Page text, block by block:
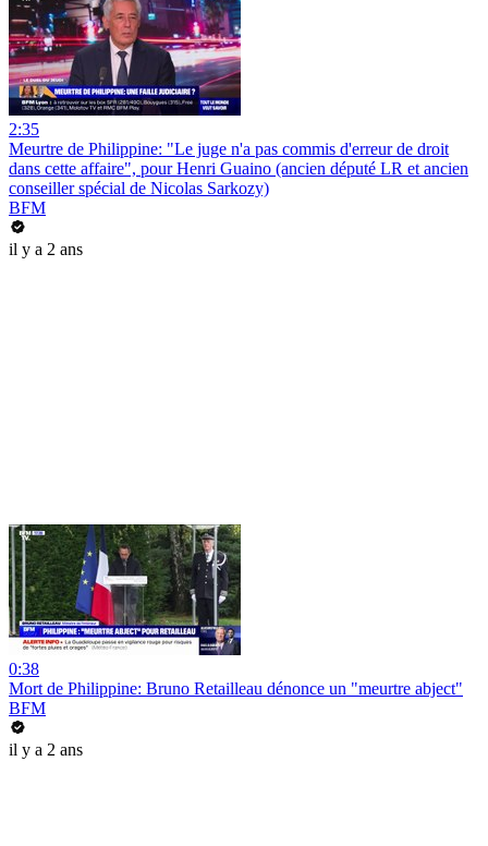
2:35
Meurtre de Philippine: "Le juge n'a pas commis d'erreur de droit
dans cette affaire", pour Henri Guaino (ancien député LR et ancien
conseiller spécial de Nicolas Sarkozy)
BFM
il y a 2 ans
0:38
Mort de Philippine: Bruno Retailleau dénonce un "meurtre abject"
BFM
il y a 2 ans